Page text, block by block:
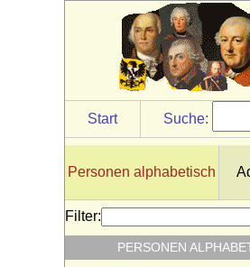
Start Suche:
Personen alphabetisch
Filter:
PERSONEN
Otto von Wylich zu Hueth
* ?; + 04.06.1557
Otto W. von Windisch-
* 07.10.1873; + 25.12.1952
Otto Waldbott von
+ 1586
Otto Werner Waldbott von
Reichsfreiherr
* 1636; + 1689
Otto Wilhelm Heinrich von
* 09.07.1818; + 29.08.1855
Otto Wilhelm von Burgund
Guillaume de Bourgogne)